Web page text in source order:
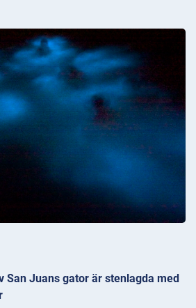
San Juans gator är stenlagda med